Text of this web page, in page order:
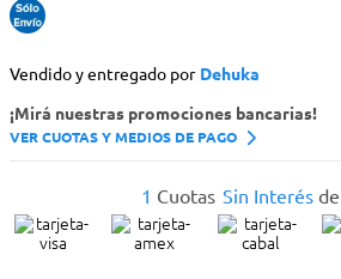
Vendido y entregado por Dehuka
¡Mirá nuestras promociones bancarias!
VER CUOTAS Y MEDIOS DE PAGO
1 Cuotas Sin Interés de